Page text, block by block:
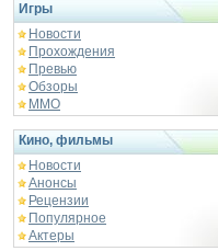
Игры
Новости
Прохождения
Превью
Обзоры
ММО
Кино, фильмы
Новости
Анонсы
Рецензии
Популярное
Актеры